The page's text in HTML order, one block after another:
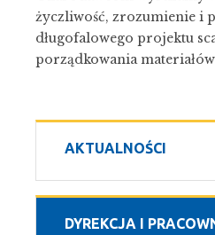
AKTUALNOŚCI
DYREKCJA I
życzliwość, zrozumienie i
długofalowego projektu
porządkowania